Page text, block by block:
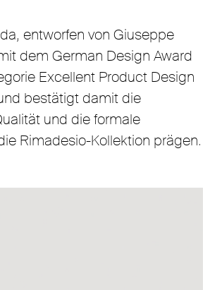
entworfen von Giuseppe
dem German Design Award
Excellent Product Design
bestätigt damit die
und die formale
Rimadesio-Kollektion prägen.